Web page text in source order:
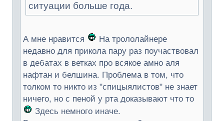
ситуации больше года.
А мне нравится
На трололайнере
недавно для прикола пару раз поучаствовал
в дебатах в ветках про всякое амно аля
нафтан и белшина. Проблема в том, что
толком то никто из "спицыялистов" не знает
ничего, но с пеной у рта доказывают что то
Здесь немного иначе.